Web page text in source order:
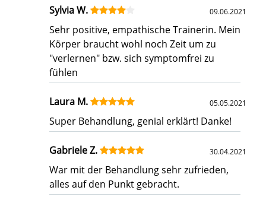
Sylvia W. 09.06.2021
Sehr positive, empathische Trainerin. Mein
Körper braucht wohl noch Zeit um zu
"verlernen" bzw. sich symptomfrei zu
fühlen
Laura M. 05.05.2021
Super Behandlung, genial erklärt! Danke!
Gabriele Z. 30.04.2021
War mit der Behandlung sehr zufrieden,
alles auf den Punkt gebracht.